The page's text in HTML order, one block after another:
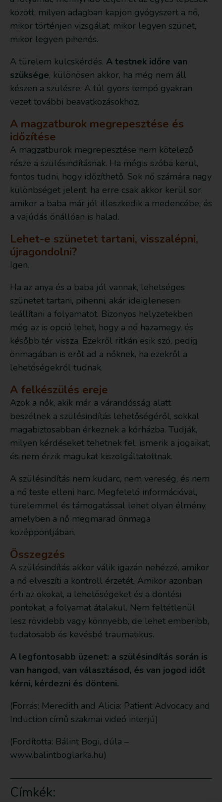
között, milyen adagban kapjon gyógyszert a nő,
mikor történjen vizsgálat, mikor legyen szünet,
mikor legyen pihenés.
A türelem kulcskérdés. A testnek időre van
szüksége, különösen akkor, ha még nem áll
készen a szülésre. A túl gyors tempó gyakran
vezet további beavatkozásokhoz.
A magzatburok megrepesztése és
időzítése
A magzatburok megrepesztése nem kötelező
része a szülésindításnak. Ha mégis szóba kerül,
fontos tudni, hogy időzíthető. Sok nő számára nagy
különbséget jelent, ha erre csak akkor kerül sor,
amikor a baba már jól illeszkedik a medencébe, és
a vajúdás önállóan is halad.
Lehet-e szünetet tartani, visszalépni,
újragondolni?
Igen.
Ha az anya és a baba jól vannak, lehetséges
szünetet tartani, pihenni, akár ideiglenesen
leállítani a folyamatot. Bizonyos helyzetekben
még az is opció lehet, hogy a nő hazamegy, és
később tér vissza. Ezekről ritkán esik szó, pedig
önmagában is erőt ad a nőknek, ha ezekről a
lehetőségekről tudnak.
A felkészülés ereje
Azok a nők, akik már a várandósság alatt
beszélnek a szülésindítás lehetőségéről, sokkal
magabiztosabban érkeznek a kórházba. Tudják,
milyen kérdéseket tehetnek fel, ismerik a jogaikat,
és nem érzik magukat kiszolgáltatottnak.
A szülésindítás nem kudarc, nem vereség, és nem
a nő teste elleni harc. Megfelelő információval,
türelemmel és támogatással lehet olyan élmény,
amelyben a nő megmarad önmaga
középpontjában.
Összegzés
A szülésindítás akkor válik igazán nehézzé, amikor
a nő elveszíti a kontroll érzetét. Amikor azonban
érti az okokat, a lehetőségeket és a döntési
pontokat, a folyamat átalakul. Nem feltétlenül
lesz rövidebb vagy könnyebb, de lehet emberibb,
tudatosabb és kevésbé traumatikus.
A legfontosabb üzenet: a szülésindítás során is
van hangod, van választásod, és van jogod időt
kérni, kérdezni és dönteni.
(Forrás: Meredith and Alicia: Patient Advocacy and
Induction című szakmai videó interjú)
(Fordította: Bálint Bogi, dúla –
www.balintboglarka.hu)
Címkék: